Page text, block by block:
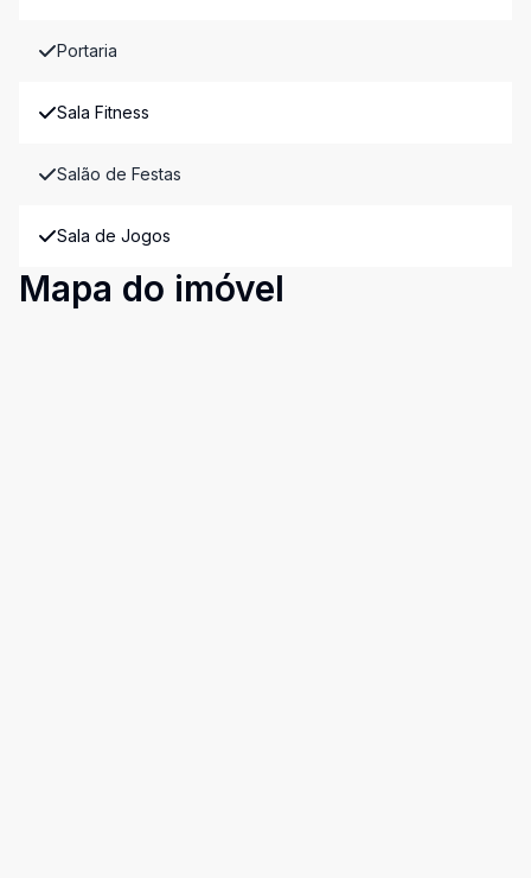
Portaria
Sala Fitness
Salão de Festas
Sala de Jogos
Mapa do imóvel